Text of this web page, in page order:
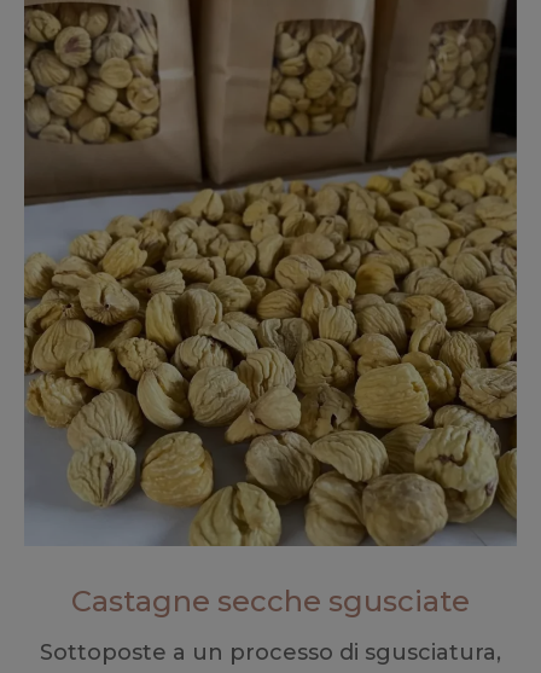
Castagne secche sgusciate
Sottoposte a un processo di sgusciatura,